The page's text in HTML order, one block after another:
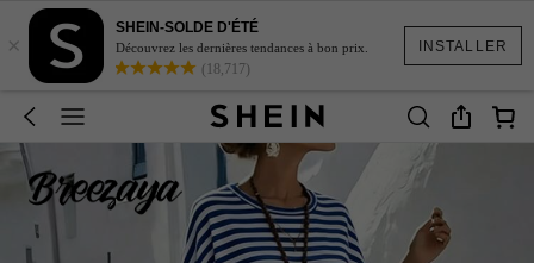
INSTALLER
×
SHEIN-SOLDE D'ÉTÉ
Découvrez les dernières tendances à bon prix.
(18,717)